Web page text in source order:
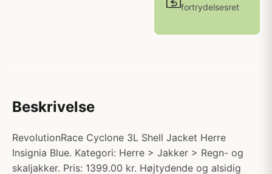
fortrydelsesret
Beskrivelse
RevolutionRace Cyclone 3L Shell Jacket Herre
Insignia Blue. Kategori: Herre > Jakker > Regn- og
skaljakker. Pris: 1399.00 kr. Højtydende og alsidig